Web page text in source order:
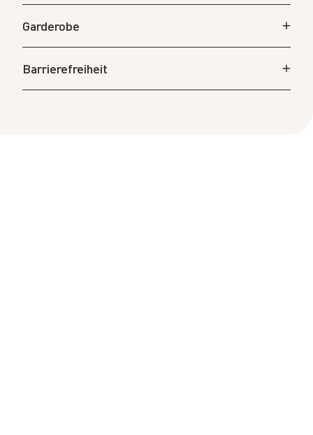
Garderobe
Barrierefreiheit